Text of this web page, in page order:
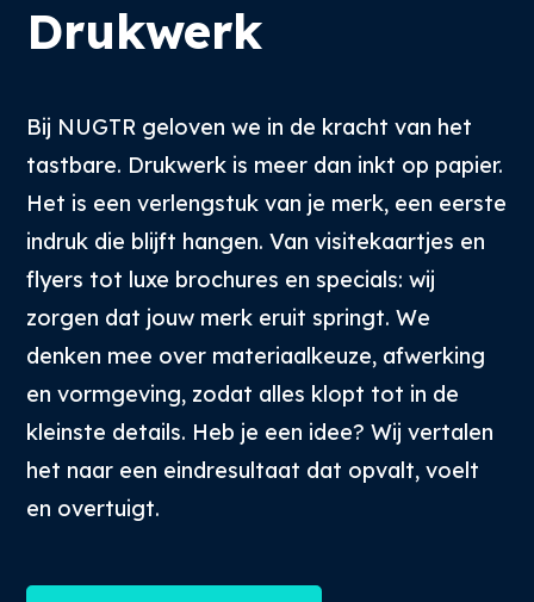
0527-858580
Ecopark 63, 8305 BJ, Emmeloord
Drukwerk
Bij NUGTR geloven we in de kracht van het
tastbare. Drukwerk is meer dan inkt op papier.
Het is een verlengstuk van je merk, een eerste
indruk die blijft hangen. Van visitekaartjes en
flyers tot luxe brochures en specials: wij
zorgen dat jouw merk eruit springt. We
denken mee over materiaalkeuze, afwerking
en vormgeving, zodat alles klopt tot in de
kleinste details. Heb je een idee? Wij vertalen
het naar een eindresultaat dat opvalt, voelt
en overtuigt.